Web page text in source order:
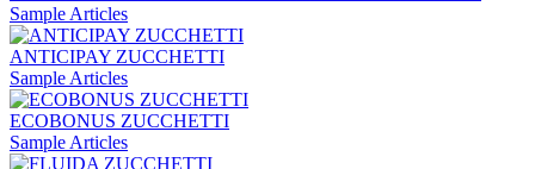
Sample Articles
ANTICIPAY ZUCCHETTI
Sample Articles
ECOBONUS ZUCCHETTI
Sample Articles